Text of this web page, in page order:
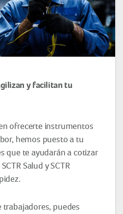
y facilitan tu
ofrecerte instrumentos
hemos puesto a tu
que te ayudarán a cotizar
Salud y SCTR
trabajadores, puedes